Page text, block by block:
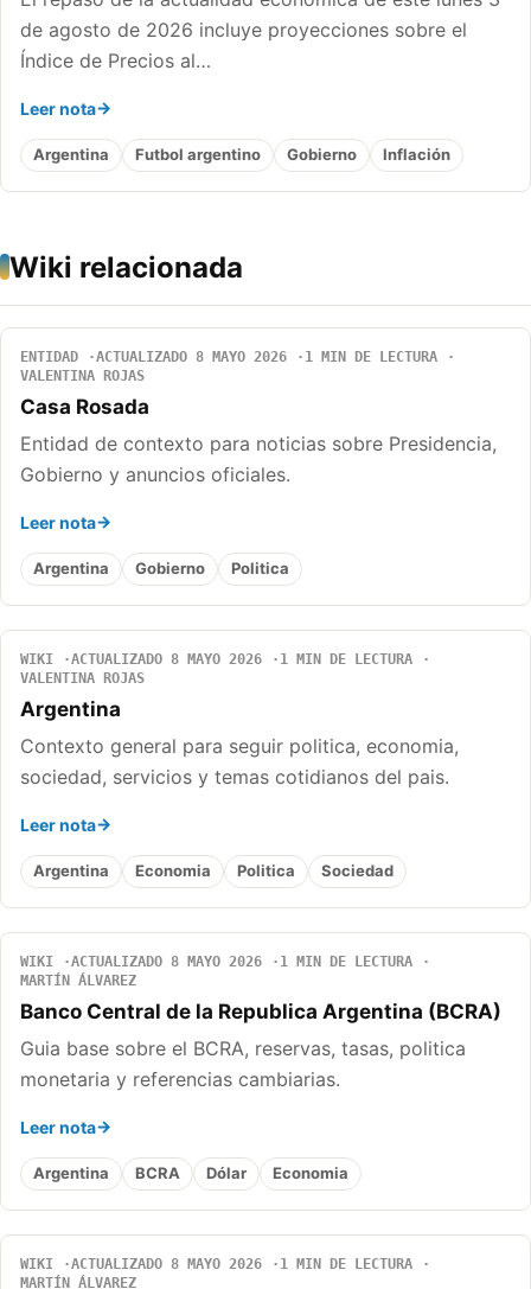
de agosto de 2026 incluye proyecciones sobre el
Índice de Precios al…
Leer nota
Argentina Futbol argentino Gobierno Inflación
Wiki relacionada
ENTIDAD ACTUALIZADO 8 MAYO 2026
1 MIN DE LECTURA
VALENTINA ROJAS
Casa Rosada
Entidad de contexto para noticias sobre Presidencia,
Gobierno y anuncios oficiales.
Leer nota
Argentina Gobierno Politica
WIKI ACTUALIZADO 8 MAYO 2026
1 MIN DE LECTURA
VALENTINA ROJAS
Argentina
Contexto general para seguir politica, economia,
sociedad, servicios y temas cotidianos del pais.
Leer nota
Argentina Economia Politica Sociedad
WIKI ACTUALIZADO 8 MAYO 2026
1 MIN DE LECTURA
MARTÍN ÁLVAREZ
Banco Central de la Republica Argentina (BCRA)
Guia base sobre el BCRA, reservas, tasas, politica
monetaria y referencias cambiarias.
Leer nota
Argentina BCRA Dólar Economia
WIKI ACTUALIZADO 8 MAYO 2026
1 MIN DE LECTURA
MARTÍN ÁLVAREZ